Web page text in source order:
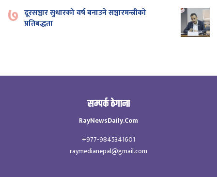
७ दूरसञ्चार सुधारको वर्ष बनाउने सञ्चारमन्त्रीको
प्रतिबद्धता
सम्पर्क ठेगाना
RayNewsDaily.Com
+977-9845341601
raymedianepal@gmail.com